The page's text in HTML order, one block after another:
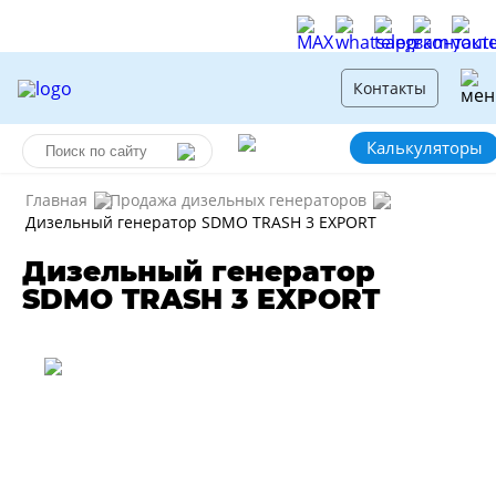
Контакты
Калькуляторы
Главная
Продажа дизельных генераторов
Дизельный генератор SDMO TRASH 3 EXPORT
Дизельный генератор
SDMO TRASH 3 EXPORT